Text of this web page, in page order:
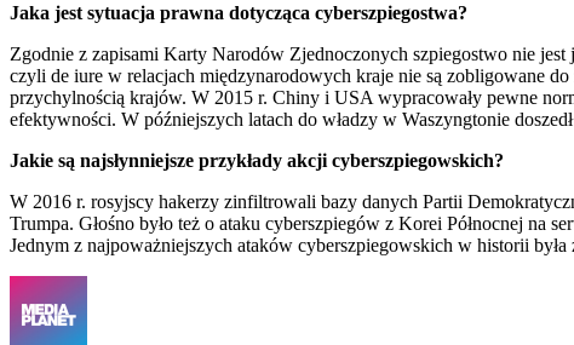
Jaka jest sytuacja prawna dotycząca cyberszpiegostwa?
Zgodnie z zapisami Karty Narodów Zjednoczonych szpiegostwo nie jest
czyli de iure w relacjach międzynarodowych kraje nie są zobligowane
przychylnością krajów. W 2015 r. Chiny i USA wypracowały pewne
efektywności. W późniejszych latach do władzy w Waszyngtonie
Jakie są najsłynniejsze przykłady akcji cyberszpiegowskich?
W 2016 r. rosyjscy hakerzy zinfiltrowali bazy danych Partii
Trumpa. Głośno było też o ataku cyberszpiegów z Korei Północnej
Jednym z najpoważniejszych ataków cyberszpiegowskich w historii była